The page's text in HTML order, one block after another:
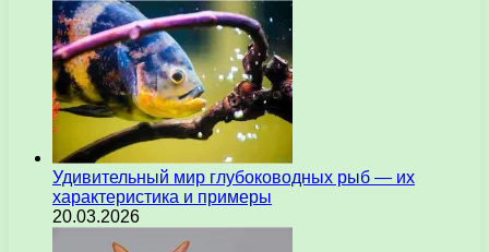
Удивительный мир глубоководных рыб — их
характеристика и примеры
20.03.2026